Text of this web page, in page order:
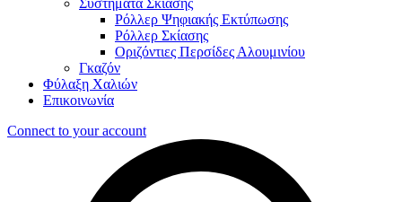
Συστήματα Σκίασης
Ρόλλερ Ψηφιακής Εκτύπωσης
Ρόλλερ Σκίασης
Οριζόντιες Περσίδες Αλουμινίου
Γκαζόν
Φύλαξη Χαλιών
Επικοινωνία
Connect to your account